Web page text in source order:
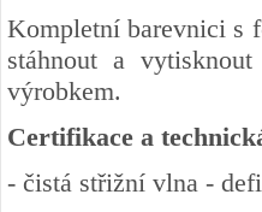
Kompletní barevnici s
stáhnout a
výrobkem.
Certifikace a
- čistá střižní vlna -